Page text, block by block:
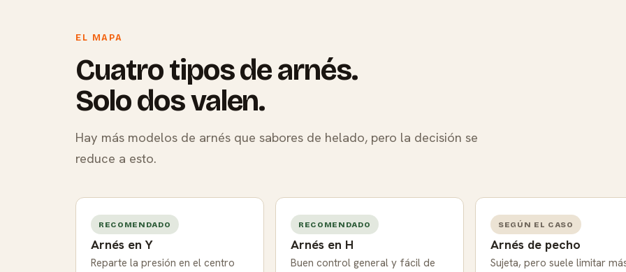
EL MAPA
Cuatro tipos de arnés.
Solo dos valen.
Hay más modelos de arnés que sabores de helado, pero la decisión se
reduce a esto.
RECOMENDADO
Arnés en Y
Reparte la presión en el centro
RECOMENDADO
Arnés en H
Buen control general y fácil de
SEGÚN EL CASO
Arnés de pecho
Sujeta, pero suele limitar